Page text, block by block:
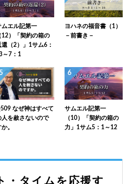
ムエル記第一
12）「契約の箱の
還（2）」1サム6：
～7：1
ヨハネの福音書（1）
－前書き－
なぜ神はすべて
人を赦さないので
。
6
サムエル記第一
（10）「契約の箱の
力」1サム5：1～12
・タイムを応援す